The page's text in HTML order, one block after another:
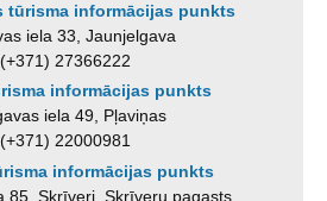
tūrisma informācijas punkts
iela 33, Jaunjelgava
(+371) 27366222
informācijas punkts
iela 49, Pļaviņas
(+371) 22000981
informācijas punkts
85, Skrīveri, Skrīveru pagasts